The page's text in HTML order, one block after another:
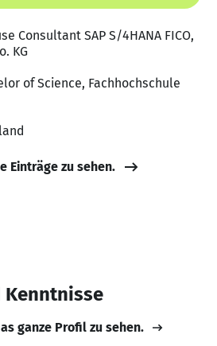
Consultant SAP S/4HANA FICO,
KG
of Science, Fachhochschule
Einträge zu sehen.
Kenntnisse
ganze Profil zu sehen.